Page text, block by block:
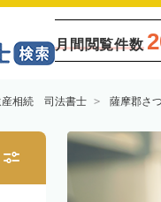
月間閲覧件数
相続 司法書士 薩摩郡さ